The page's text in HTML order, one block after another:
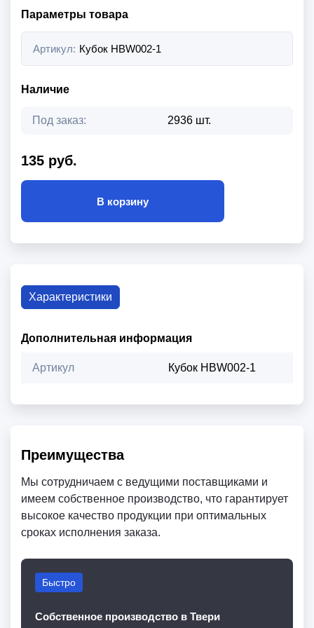
Параметры товара
Артикул: Кубок HBW002-1
Наличие
Под заказ: 2936 шт.
135 руб.
В корзину
Характеристики
Дополнительная информация
Артикул Кубок HBW002-1
Преимущества
Мы сотрудничаем с ведущими поставщиками и
имеем собственное производство, что гарантирует
высокое качество продукции при оптимальных
сроках исполнения заказа.
Быстро
Собственное производство в Твери